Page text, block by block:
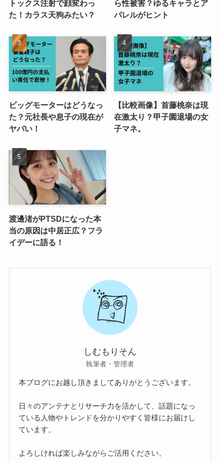
トックス注射で顔変わっ
た！カラス天狗みたい？
ら性被害？ゆるキャラとア
パレルがヒント
ビッグモーターはどうなっ
た？元社長や息子の現在が
ヤバい！
【比較画像】首藤桃奈は現
在激太り？甲子園退場の女
子マネ。
渡邊渚がPTSDになった本
当の原因は中居正広？フラ
イデーに語る！
しむもりそん
執筆者・管理者
本ブログにお越し頂きましてありがとうございます。
日々のアンテナとリサーチ力を活かして、話題になっ
ている人物やトレンドを分かりやすく皆様にお届けし
ています。
よろしければ楽しみながらご活用ください。